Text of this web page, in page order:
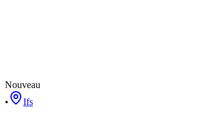
Nouveau
•
Ifs